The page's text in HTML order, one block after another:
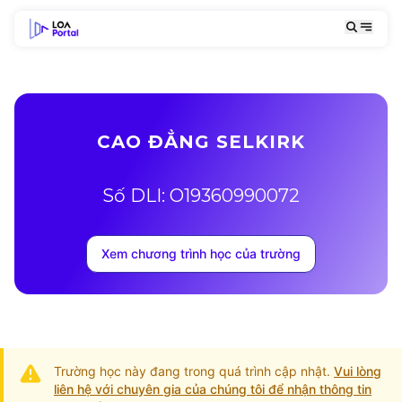
CAO ĐẲNG SELKIRK
Số DLI: O19360990072
Xem chương trình học của trường
Trường học này đang trong quá trình cập nhật. Vui lòng
liên hệ với chuyên gia của chúng tôi để nhận thông tin